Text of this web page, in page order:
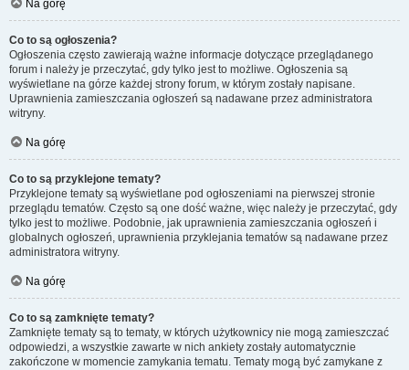
Na górę
Co to są ogłoszenia?
Ogłoszenia często zawierają ważne informacje dotyczące przeglądanego
forum i należy je przeczytać, gdy tylko jest to możliwe. Ogłoszenia są
wyświetlane na górze każdej strony forum, w którym zostały napisane.
Uprawnienia zamieszczania ogłoszeń są nadawane przez administratora
witryny.
Na górę
Co to są przyklejone tematy?
Przyklejone tematy są wyświetlane pod ogłoszeniami na pierwszej stronie
przeglądu tematów. Często są one dość ważne, więc należy je przeczytać, gdy
tylko jest to możliwe. Podobnie, jak uprawnienia zamieszczania ogłoszeń i
globalnych ogłoszeń, uprawnienia przyklejania tematów są nadawane przez
administratora witryny.
Na górę
Co to są zamknięte tematy?
Zamknięte tematy są to tematy, w których użytkownicy nie mogą zamieszczać
odpowiedzi, a wszystkie zawarte w nich ankiety zostały automatycznie
zakończone w momencie zamykania tematu. Tematy mogą być zamykane z